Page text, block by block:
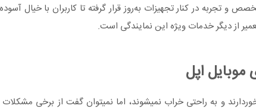
و تجربه در کنار تجهیزات به‌روز قرار گرفته تا کاربران با خیال
از دیگر خدمات ویژه این نمایندگی است.
اپل
و به راحتی خراب نمیشوند، اما نمیتوان گفت از برخی